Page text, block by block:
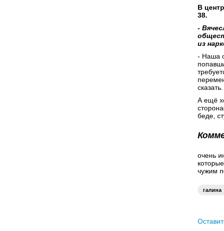
В
38.
-
из
- Наша
сказать.
А ещё
беде,
очень
чужим
галина